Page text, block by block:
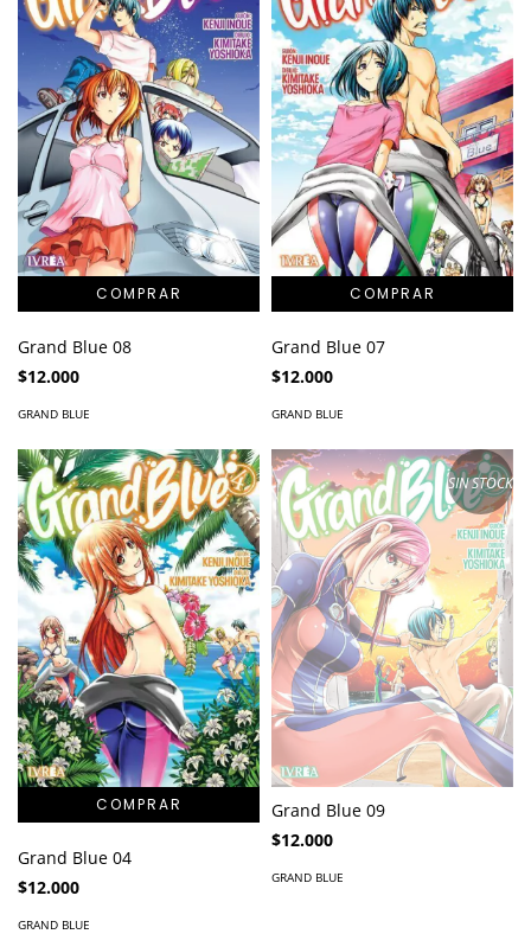
Grand Blue 08
$12.000
GRAND BLUE
Grand Blue 07
$12.000
GRAND BLUE
Grand Blue 04
$12.000
GRAND BLUE
SIN STOCK
Grand Blue 09
$12.000
GRAND BLUE